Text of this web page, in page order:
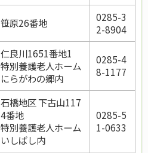
笹原26番地
0285-3
2-8904
仁良川1651番地1
特別養護老人ホーム
にらがわの郷内
0285-4
8-1177
石橋地区 下古山117
4番地
特別養護老人ホーム
いしばし内
0285-5
1-0633